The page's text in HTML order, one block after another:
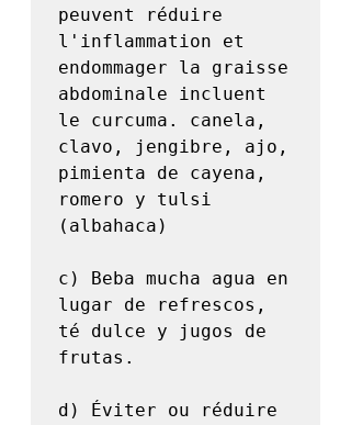
peuvent réduire
l'inflammation et
endommager la graisse
abdominale incluent
le curcuma. canela,
clavo, jengibre, ajo,
pimienta de cayena,
romero y tulsi
(albahaca)
c) Beba mucha agua en
lugar de refrescos,
té dulce y jugos de
frutas.
d) Éviter ou réduire